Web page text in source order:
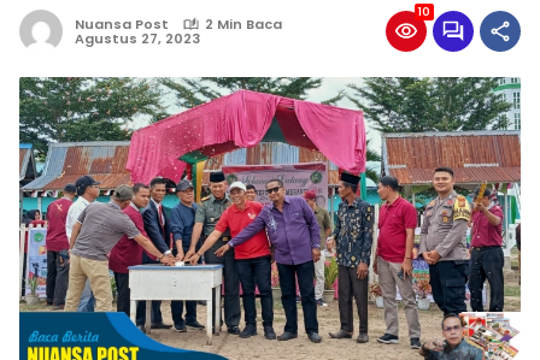
Nuansa Post 2 Min Baca
Agustus 27, 2023
10